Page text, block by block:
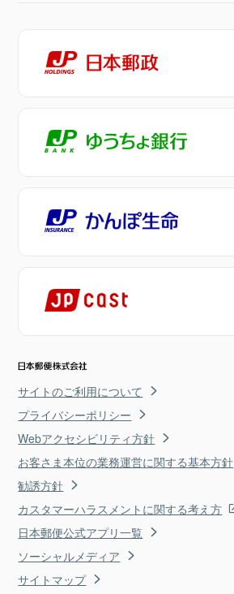
サイトのご利用について
プライバシーポリシー
Webアクセシビリティ方針
お客さま本位の業務運営に関する基本方針
勧誘方針
カスタマーハラスメントに関する考え方
日本郵便公式アプリ一覧
ソーシャルメディア
サイトマップ